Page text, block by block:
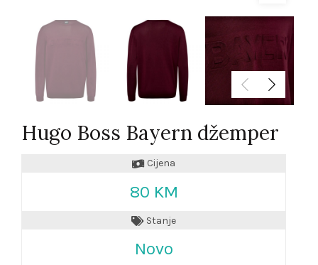
Hugo Boss Bayern džemper
Cijena
80 KM
Stanje
Novo